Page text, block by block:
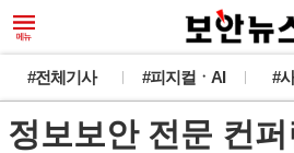
#전체기사 #피지컬ㆍAI #
정보보안 전문 컨